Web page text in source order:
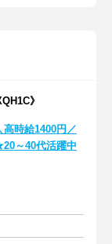
》
高時給1400円／
～40代活躍中